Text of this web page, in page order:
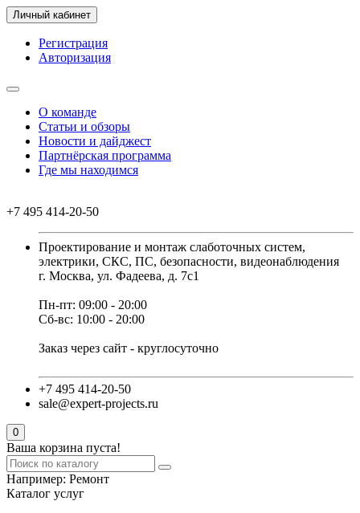
Личный кабинет
Регистрация
Авторизация
О команде
Статьи и обзоры
Новости и дайджест
Партнёрская программа
Где мы находимся
+7 495 414-20-50
Проектирование и монтаж слаботочных систем,
электрики, СКС, ПС, безопасности, видеонаблюдения
г. Москва, ул. Фадеева, д. 7с1
Пн-пт: 09:00 - 20:00
Сб-вс: 10:00 - 20:00
Заказ через сайт - круглосуточно
+7 495 414-20-50
sale@expert-projects.ru
0
Ваша корзина пуста!
Например: Ремонт
Каталог услуг